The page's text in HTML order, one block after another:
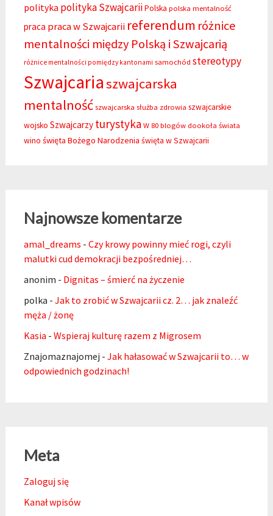
polityka polityka SzwajcariiPolska polska mentalność
praca praca w Szwajcarii referendum różnice
mentalności między Polską i Szwajcarią
różnice mentalności pomiędzy kantonami samochód stereotypy
Szwajcariaszwajcarska
mentalność szwajcarska służba zdrowia szwajcarskie
wojsko Szwajcarzy turystyka W 80 blogów dookoła świata
wino święta Bożego Narodzenia święta w Szwajcarii
Najnowsze komentarze
amal_dreams - Czy krowy powinny mieć rogi, czyli
malutki cud demokracji bezpośredniej…
anonim - Dignitas – śmierć na życzenie
polka - Jak to zrobić w Szwajcarii cz. 2… jak znaleźć
męża / żonę
Kasia - Wspieraj kulturę razem z Migrosem
Znajomaznajomej - Jak hałasować w Szwajcarii to… w
odpowiednich godzinach!
Meta
Zaloguj się
Kanał wpisów